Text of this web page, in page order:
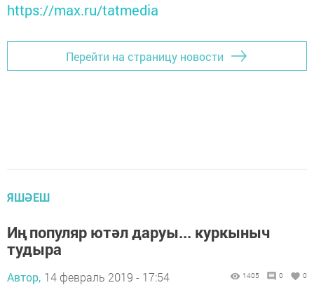
https://max.ru/tatmedia
Перейти на страницу новости
ЯШӘЕШ
Иң популяр ютәл даруы... куркыныч
тудыра
Автор, 14 февраль 2019 - 17:54 1405 0 0